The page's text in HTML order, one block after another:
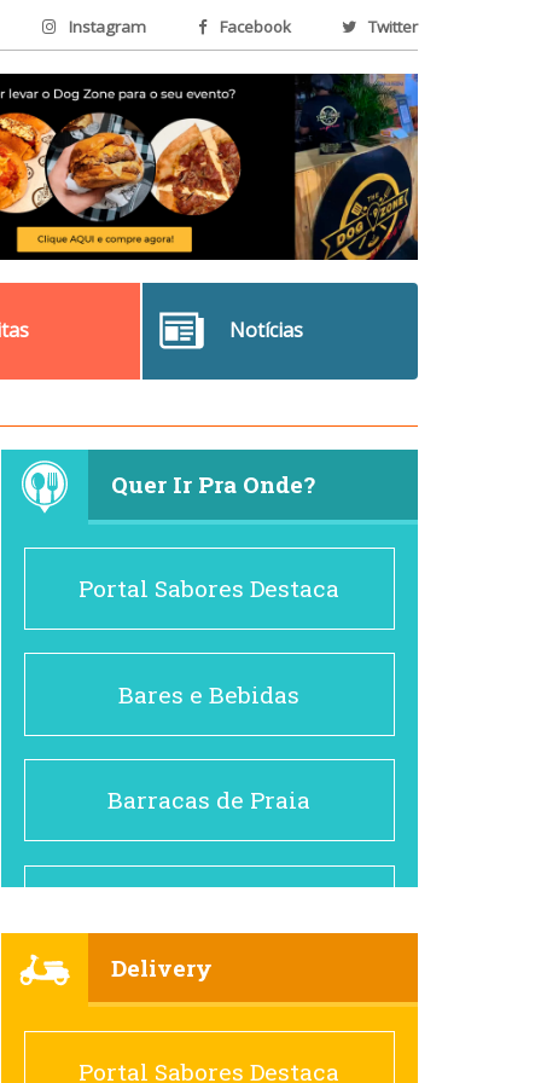
Instagram Facebook Twitter
Notícias
Quer Ir Pra Onde?
Portal Sabores Destaca
Bares e Bebidas
Barracas de Praia
Cafés
Delivery
Portal Sabores Destaca